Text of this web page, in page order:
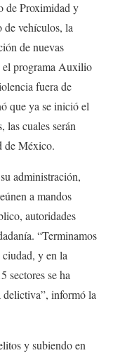
de Proximidad y
de vehículos, la
de nuevas
el programa Auxilio
fuera de
que ya se inició el
las cuales serán
de México.
administración,
a mandos
autoridades
“Terminamos
ciudad, y en la
sectores se ha
delictiva”, informó la
y subiendo en